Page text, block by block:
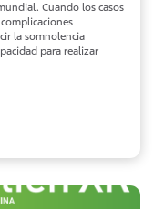
Cuando los casos
la somnolencia
para realizar